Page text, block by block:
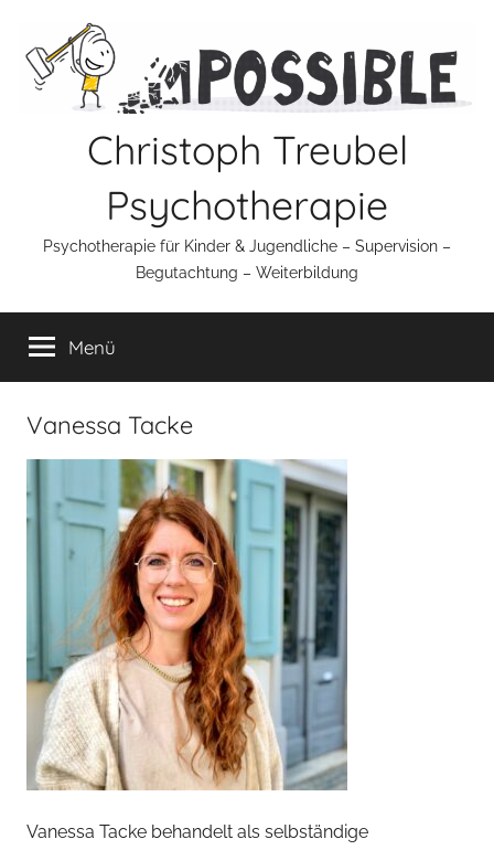
Inhalt
springen
Christoph Treubel
Psychotherapie
Psychotherapie für Kinder & Jugendliche – Supervision –
Begutachtung – Weiterbildung
Menü
Vanessa Tacke
Vanessa Tacke behandelt als selbständige